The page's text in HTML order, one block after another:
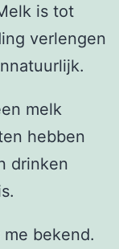
is tot
verlengen
melk
hebben
drinken
bekend.